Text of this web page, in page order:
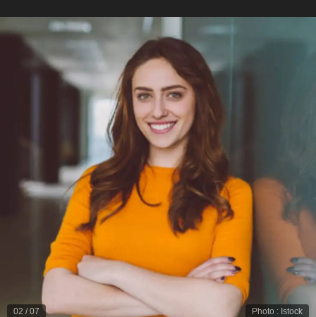
Photo : Istock
02 /07